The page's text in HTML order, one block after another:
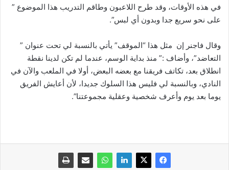
في هذه الأوقات، وقد طرح اللاعبون وطاقم التدريب هذا الموضوع ”
على نحو سريع جدا وبدون أي لبس”.
وقال فاجنر إن مثل هذا “الموقف” يأتي بالنسبة لي تحت عنوان ”
التعاضد”، وأضاف :” منذ بداية الوسم، عندما لم تكن لدينا نقطة
انطلاق بعد، تكاتف فريقنا مع بعضه البعض، أولا في الملعب والآن في
النادي، وبالنسبة لي فليس هذا السلوك جديدا، لأن أعايش الفريق
يوما بعد يوم وأعرف شخصية وعقلية مجموعتنا”.